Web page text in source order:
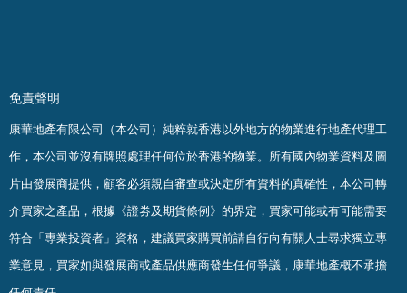
免責聲明
康華地產有限公司（本公司）純粹就香港以外地方的物業進行地產代理工
作，本公司並沒有牌照處理任何位於香港的物業。 所有國內物業資料及圖
片由發展商提供，顧客必須親自審查或決定所有資料的真確性 ， 本公司轉
介買家之產品，根據《證劵及期貨條例》的界定，買家可能或有可能需要
符合「專業投資者」資格，建議買家購買前請自行向有關人士尋求獨立專
業意見，買家如與發展商或產品供應商發生任何爭議，康華地產概不承擔